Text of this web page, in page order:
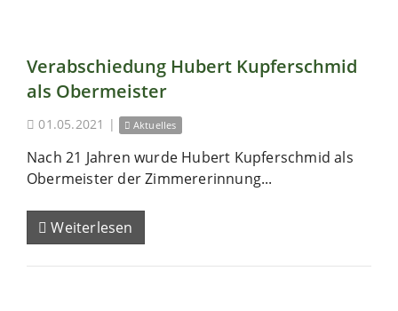
Verabschiedung Hubert Kupferschmid
als Obermeister
01.05.2021 | Aktuelles
Nach 21 Jahren wurde Hubert Kupferschmid als
Obermeister der Zimmererinnung...
Weiterlesen